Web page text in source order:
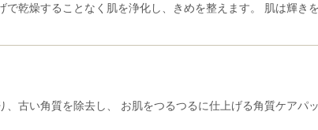
乾燥することなく肌を浄化し、きめを整えます。 肌は輝き
古い角質を除去し、 お肌をつるつるに仕上げる角質ケアパ